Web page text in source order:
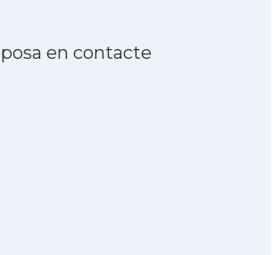
en contacte